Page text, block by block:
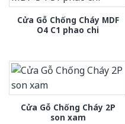
Cửa Gỗ Chống Cháy MDF
O4 C1 phao chi
Cửa Gỗ Chống Cháy 2P
son xam